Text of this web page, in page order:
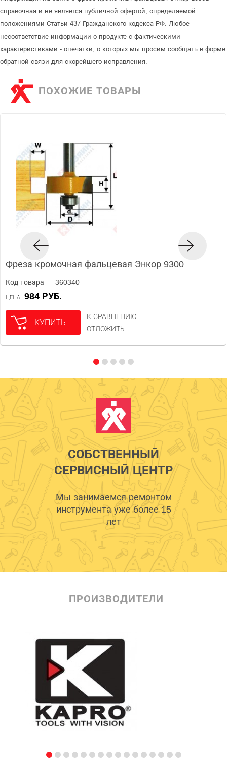
справочная и не является публичной офертой, определяемой
положениями Статьи 437 Гражданского кодекса РФ. Любое
несоответствие информации о продукте с фактическими
характеристиками - опечатки, о которых мы просим сообщать в форме
обратной связи для скорейшего исправления.
ПОХОЖИЕ ТОВАРЫ
Фреза кромочная фальцевая Энкор 9300
Код товара — 360340
ЦЕНА 984 РУБ.
КУПИТЬ
К СРАВНЕНИЮ
ОТЛОЖИТЬ
СОБСТВЕННЫЙ
СЕРВИСНЫЙ ЦЕНТР
Мы занимаемся ремонтом
инструмента уже более 15
лет
ПРОИЗВОДИТЕЛИ